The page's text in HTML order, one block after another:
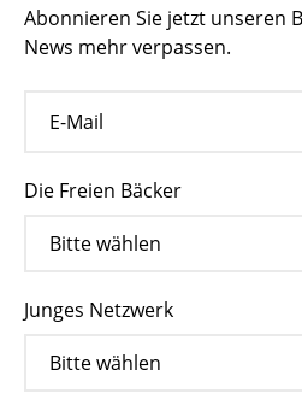
Abonnieren Sie jetzt unseren
News mehr verpassen.
Die Freien Bäcker
Junges Netzwerk